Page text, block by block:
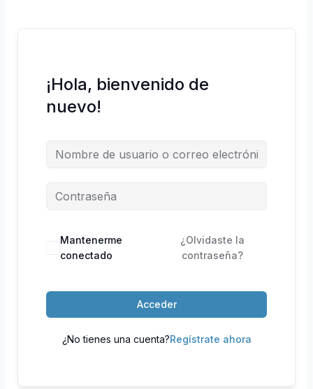
¡Hola, bienvenido de
nuevo!
Mantenerme
conectado
¿Olvidaste la
contraseña?
Acceder
¿No tienes una cuenta?Regístrate ahora